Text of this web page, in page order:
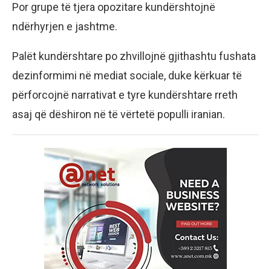
Por grupe të tjera opozitare kundërshtojnë
ndërhyrjen e jashtme.
Palët kundërshtare po zhvillojnë gjithashtu fushata
dezinformimi në mediat sociale, duke kërkuar të
përforcojnë narrativat e tyre kundërshtare rreth
asaj që dëshiron në të vërtetë populli iranian.